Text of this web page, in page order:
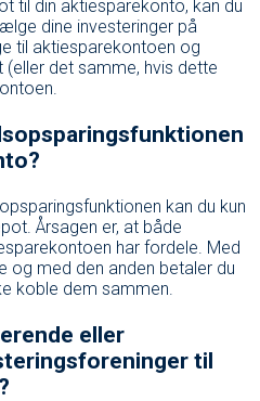
til din aktiesparekonto, kan du
dine investeringer på
til aktiesparekontoen og
det samme, hvis dette
kan du kun
Årsagen er, at både
har fordele. Med
og med den anden betaler du
koble dem sammen.
eller
til